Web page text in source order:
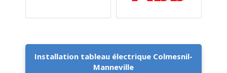
Installation tableau électrique Colmesnil-
Manneville